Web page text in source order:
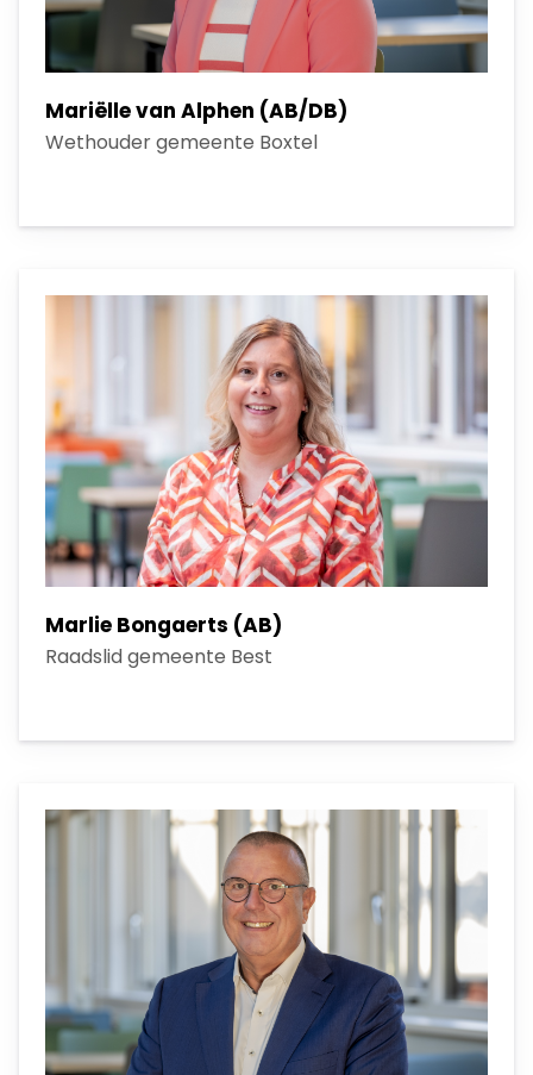
Mariëlle van Alphen (AB/DB)
Wethouder gemeente Boxtel
Marlie Bongaerts (AB)
Raadslid gemeente Best